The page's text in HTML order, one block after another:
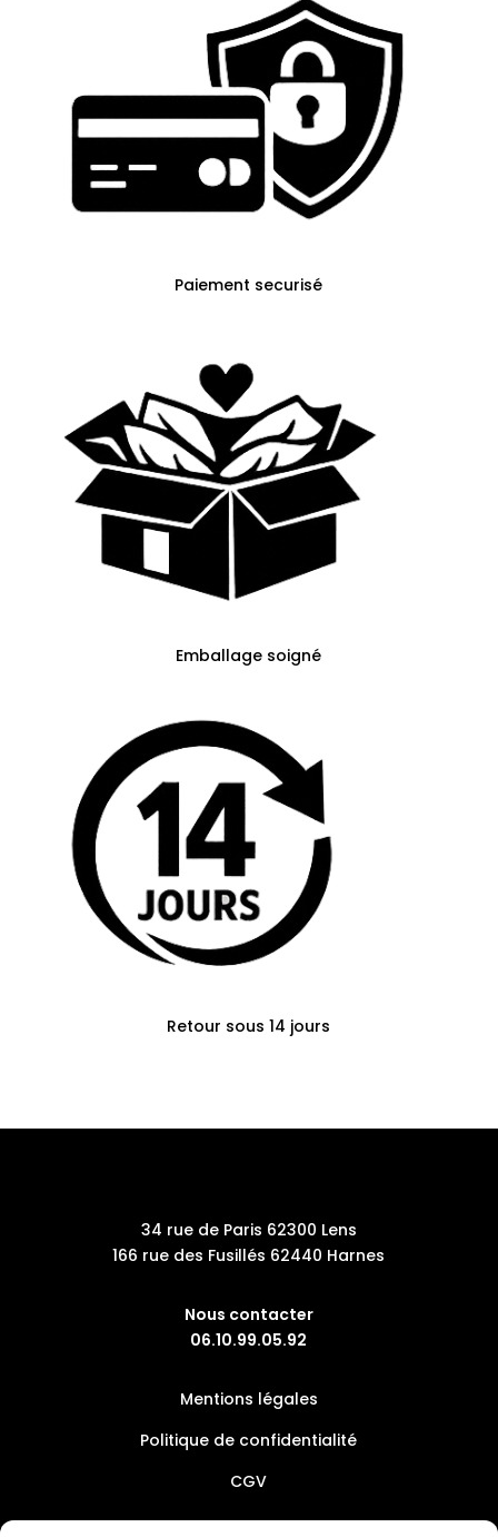
Paiement securisé
Emballage soigné
Retour sous 14 jours
34 rue de Paris 62300 Lens
166 rue des Fusillés 62440 Harnes
Nous contacter
06.10.99.05.92
Mentions légales
Politique de confidentialité
CGV